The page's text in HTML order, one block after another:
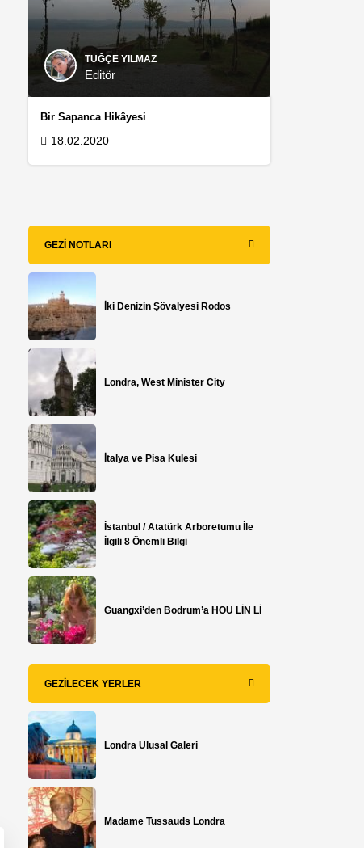
TUĞÇE YILMAZ
Editör
Bir Sapanca Hikâyesi
18.02.2020
GEZI NOTLARI
İki Denizin Şövalyesi Rodos
Londra, West Minister City
İtalya ve Pisa Kulesi
İstanbul / Atatürk Arboretumu İle
İlgili 8 Önemli Bilgi
Guangxi’den Bodrum’a HOU LİN Lİ
GEZILECEK YERLER
Londra Ulusal Galeri
Madame Tussauds Londra